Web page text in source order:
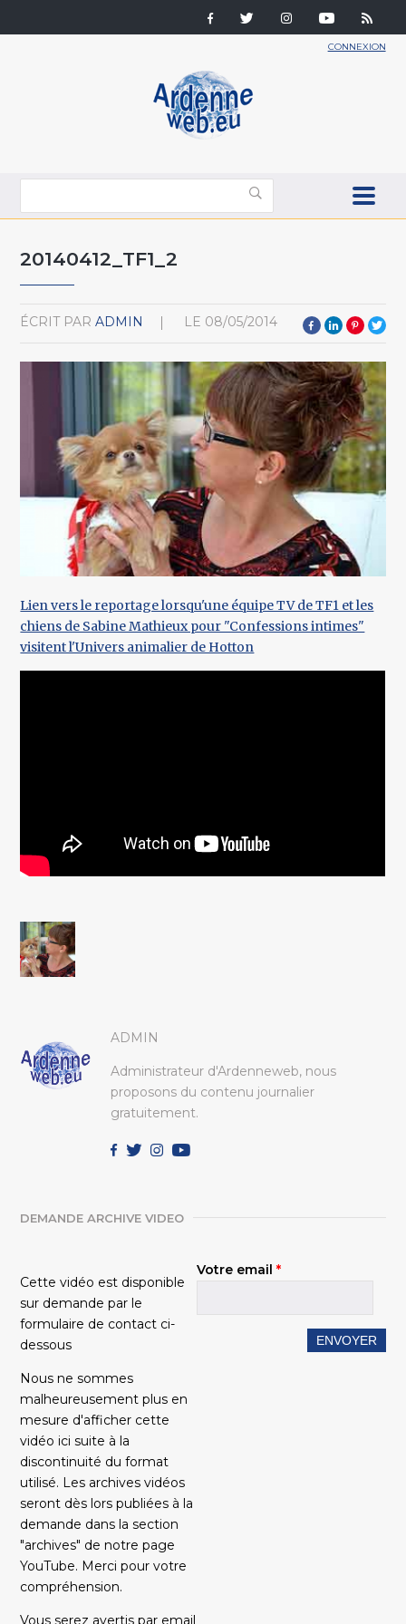
CONNEXION
20140412_TF1_2
ÉCRIT PAR ADMIN LE 08/05/2014
Lien vers le reportage lorsqu'une équipe TV de TF1 et les
chiens de Sabine Mathieux pour "Confessions intimes"
visitent l'Univers animalier de Hotton
ADMIN
Administrateur d'Ardenneweb, nous
proposons du contenu journalier
gratuitement.
DEMANDE ARCHIVE VIDEO
Cette vidéo est disponible
sur demande par le
formulaire de contact ci-
dessous
Nous ne sommes
malheureusement plus en
mesure d'afficher cette
vidéo ici suite à la
discontinuité du format
utilisé. Les archives vidéos
seront dès lors publiées à la
demande dans la section
"archives" de notre page
YouTube. Merci pour votre
compréhension.
Vous serez avertis par email
Votre email *